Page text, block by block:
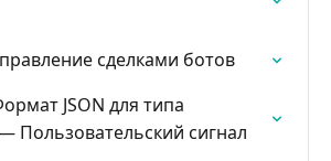
сделками ботов
JSON для типа
Пользовательский сигнал